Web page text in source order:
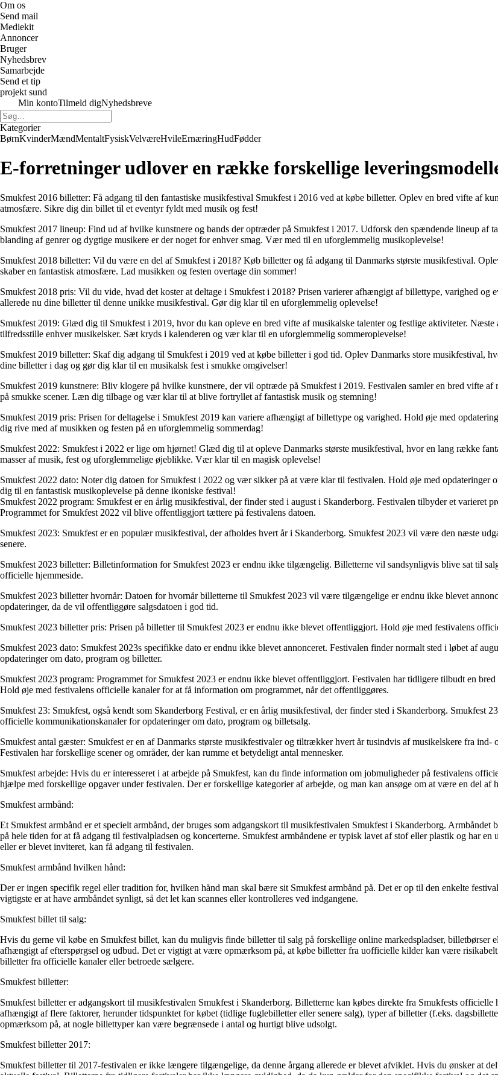
Om os
Send mail
Mediekit
Annoncer
Bruger
Nyhedsbrev
Samarbejde
Send et tip
projekt sund
Min kontoTilmeld digNyhedsbreve
Kategorier
BørnKvinderMændMentaltFysiskVelværeHvileErnæringHudFødder
E-forretninger udlover en række forskellige
Smukfest 2016 billetter: Få adgang til den fantastiske musikfestival Smukfest i 2016 ved at købe billetter. Oplev en bred vifte af
atmosfære. Sikre dig din billet til et eventyr fyldt med musik og fest!
Smukfest 2017 lineup: Find ud af hvilke kunstnere og bands der optræder på Smukfest i 2017. Udforsk den spændende lineup af
blanding af genrer og dygtige musikere er der noget for enhver smag. Vær med til en uforglemmelig musikoplevelse!
Smukfest 2018 billetter: Vil du være en del af Smukfest i 2018? Køb billetter og få adgang til Danmarks største musikfestival.
skaber en fantastisk atmosfære. Lad musikken og festen overtage din sommer!
Smukfest 2018 pris: Vil du vide, hvad det koster at deltage i Smukfest i 2018? Prisen varierer afhængigt af billettype, varighed og
allerede nu dine billetter til denne unikke musikfestival. Gør dig klar til en uforglemmelig oplevelse!
Smukfest 2019: Glæd dig til Smukfest i 2019, hvor du kan opleve en bred vifte af musikalske talenter og festlige aktiviteter.
tilfredsstille enhver musikelsker. Sæt kryds i kalenderen og vær klar til en uforglemmelig sommeroplevelse!
Smukfest 2019 billetter: Skaf dig adgang til Smukfest i 2019 ved at købe billetter i god tid. Oplev Danmarks store musikfestival,
dine billetter i dag og gør dig klar til en musikalsk fest i smukke omgivelser!
Smukfest 2019 kunstnere: Bliv klogere på hvilke kunstnere, der vil optræde på Smukfest i 2019. Festivalen samler en bred vifte
på smukke scener. Læn dig tilbage og vær klar til at blive fortryllet af fantastisk musik og stemning!
Smukfest 2019 pris: Prisen for deltagelse i Smukfest 2019 kan variere afhængigt af billettype og varighed. Hold øje med
dig rive med af musikken og festen på en uforglemmelig sommerdag!
Smukfest 2022: Smukfest i 2022 er lige om hjørnet! Glæd dig til at opleve Danmarks største musikfestival, hvor en lang række
masser af musik, fest og uforglemmelige øjeblikke. Vær klar til en magisk oplevelse!
Smukfest 2022 dato: Noter dig datoen for Smukfest i 2022 og vær sikker på at være klar til festivalen. Hold øje med opdateringer
dig til en fantastisk musikoplevelse på denne ikoniske festival!
Smukfest 2022 program: Smukfest er en årlig musikfestival, der finder sted i august i Skanderborg. Festivalen tilbyder et varieret
Programmet for Smukfest 2022 vil blive offentliggjort tættere på festivalens datoen.
Smukfest 2023: Smukfest er en populær musikfestival, der afholdes hvert år i Skanderborg. Smukfest 2023 vil være den næste
senere.
Smukfest 2023 billetter: Billetinformation for Smukfest 2023 er endnu ikke tilgængelig. Billetterne vil sandsynligvis blive sat til
officielle hjemmeside.
Smukfest 2023 billetter hvornår: Datoen for hvornår billetterne til Smukfest 2023 vil være tilgængelige er endnu ikke blevet
opdateringer, da de vil offentliggøre salgsdatoen i god tid.
Smukfest 2023 billetter pris: Prisen på billetter til Smukfest 2023 er endnu ikke blevet offentliggjort. Hold øje med festivalens
Smukfest 2023 dato: Smukfest 2023s specifikke dato er endnu ikke blevet annonceret. Festivalen finder normalt sted i løbet af
opdateringer om dato, program og billetter.
Smukfest 2023 program: Programmet for Smukfest 2023 er endnu ikke blevet offentliggjort. Festivalen har tidligere tilbudt en
Hold øje med festivalens officielle kanaler for at få information om programmet, når det offentliggøres.
Smukfest 23: Smukfest, også kendt som Skanderborg Festival, er en årlig musikfestival, der finder sted i Skanderborg. Smukfest
officielle kommunikationskanaler for opdateringer om dato, program og billetsalg.
Smukfest antal gæster: Smukfest er en af Danmarks største musikfestivaler og tiltrækker hvert år tusindvis af musikelskere fra
Festivalen har forskellige scener og områder, der kan rumme et betydeligt antal mennesker.
Smukfest arbejde: Hvis du er interesseret i at arbejde på Smukfest, kan du finde information om jobmuligheder på festivalens
hjælpe med forskellige opgaver under festivalen. Der er forskellige kategorier af arbejde, og man kan ansøge om at være en del af
Smukfest armbånd:
Et Smukfest armbånd er et specielt armbånd, der bruges som adgangskort til musikfestivalen Smukfest i Skanderborg.
på hele tiden for at få adgang til festivalpladsen og koncerterne. Smukfest armbåndene er typisk lavet af stof eller plastik og har
eller er blevet inviteret, kan få adgang til festivalen.
Smukfest armbånd hvilken hånd:
Der er ingen specifik regel eller tradition for, hvilken hånd man skal bære sit Smukfest armbånd på. Det er op til den enkelte
vigtigste er at have armbåndet synligt, så det let kan scannes eller kontrolleres ved indgangene.
Smukfest billet til salg:
Hvis du gerne vil købe en Smukfest billet, kan du muligvis finde billetter til salg på forskellige online markedspladser, billetbørser
afhængigt af efterspørgsel og udbud. Det er vigtigt at være opmærksom på, at købe billetter fra uofficielle kilder kan være
billetter fra officielle kanaler eller betroede sælgere.
Smukfest billetter:
Smukfest billetter er adgangskort til musikfestivalen Smukfest i Skanderborg. Billetterne kan købes direkte fra Smukfests
afhængigt af flere faktorer, herunder tidspunktet for købet (tidlige fuglebilletter eller senere salg), typer af billetter (f.eks.
opmærksom på, at nogle billettyper kan være begrænsede i antal og hurtigt blive udsolgt.
Smukfest billetter 2017:
Smukfest billetter til 2017-festivalen er ikke længere tilgængelige, da denne årgang allerede er blevet afviklet. Hvis du ønsker at